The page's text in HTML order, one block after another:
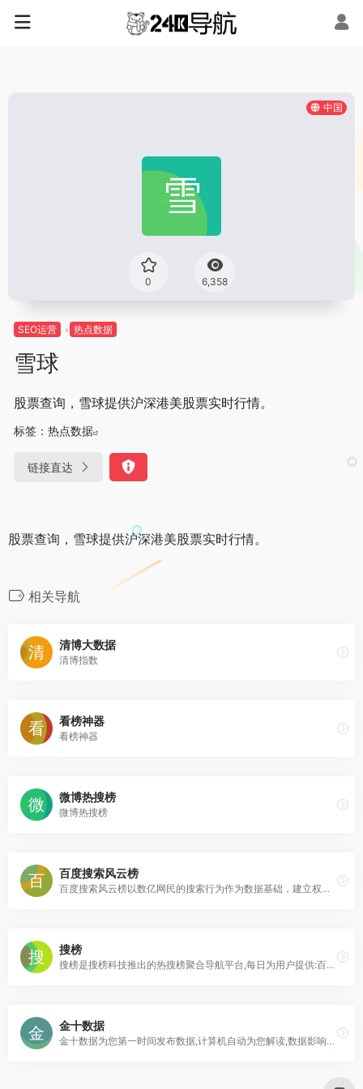
中国
0 6,358
SEO运营 热点数据
雪球
股票查询，雪球提供沪深港美股票实时行情。
标签： 热点数据
链接直达
股票查询，雪球提供沪深港美股票实时行情。
相关导航
清博大数据
清博指数
看榜神器
看榜神器
微博热搜榜
微博热搜榜
百度搜索风云榜
百度搜索风云榜以数亿网民的搜索行为作为数据基础，建立权威的关键词排行榜与分类热点门户。
搜榜
搜榜是搜榜科技推出的热搜榜聚合导航平台,每日为用户提供:百度风云榜/微博热搜榜/微信热词榜/知乎热搜榜/豆瓣排行榜和抖音热搜榜等主流互联网平台的今日热搜榜单;看热搜,上搜榜,一网看全网;让每个人轻松发现热点
金十数据
金十数据为您第一时间发布数据,计算机自动为您解读,数据影响一目了然.非农,失业率看金十网最快!